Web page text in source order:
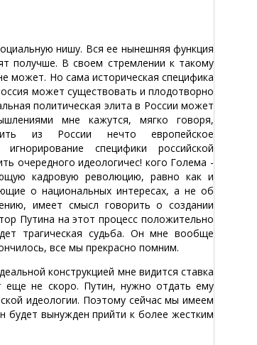
нишу. Вся ее нынешняя функция
получше. В своем стремлении к такому
может. Но сама историческая специфика
может существовать и плодотворно
политическая элита в России может
мне кажутся, мягко говоря,
из России нечто европейское
специфики российской
очередного идеологичес! кого Голема -
кадровую революцию, равно как и
о национальных интересах, а не об
имеет смысл говорить о создании
Путина на этот процесс положительно
трагическая судьба. Он мне вообще
все мы прекрасно помним.
конструкцией мне видится ставка
еще не скоро. Путин, нужно отдать ему
идеологии. Поэтому сейчас мы имеем
будет вынужден прийти к более жестким